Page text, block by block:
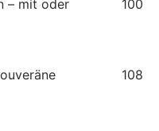
– mit oder
100
108